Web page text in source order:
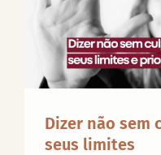
Dizer não sem
seus limites